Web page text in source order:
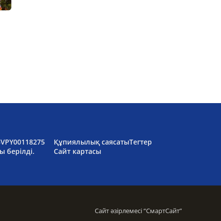
берілді.
Құпиялылық саясатыТегтер
Сайт картасы
Сайт әзірлемесі “СмартСайт”